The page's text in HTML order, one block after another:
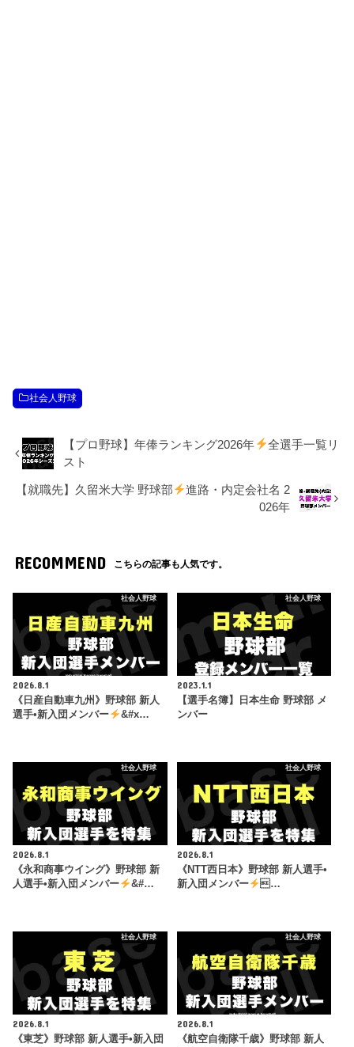
社会人野球
【プロ野球】年俸ランキング2026年
全選手一覧リ
スト
【就職先】久留米大学 野球部
進路・内定会社名 2
026年
RECOMMEND こちらの記事も人気です。
社会人野球
2026.8.1
《日産自動車九州》野球部 新人
選手•新入団メンバー
&#x…
社会人野球
2023.1.1
【選手名簿】日本生命 野球部 メ
ンバー
社会人野球
2026.8.1
《永和商事ウイング》野球部 新
人選手•新入団メンバー
&#…
社会人野球
2026.8.1
《NTT西日本》野球部 新人選手•
新入団メンバー
…
社会人野球
2026.8.1
《東芝》野球部 新人選手•新入団
社会人野球
2026.8.1
《航空自衛隊千歳》野球部 新人